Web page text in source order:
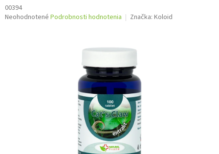
00394
Priemerné
Neohodnotené Podrobnosti hodnotenia Značka: Koloid